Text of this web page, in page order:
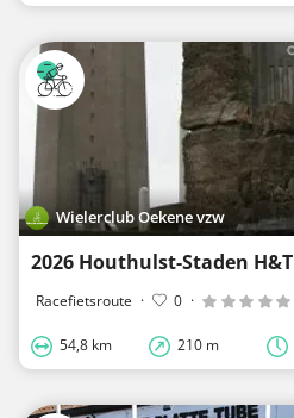
Wielerclub Oekene vzw
2026 Houthulst-Staden H&T
Racefietsroute · 0 ·
54,8 km 210 m